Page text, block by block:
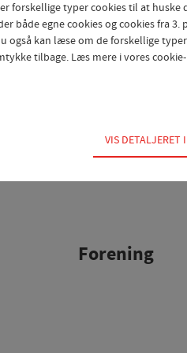
Forening
forskellige typer cookies til at
både egne cookies og cookies fra
også kan læse om de forskellige
tilbage. Læs mere ivores
for hjemmesidens
og hvordan hjemmesiden bruges.
cookies) indsamler
interesserer sig for/søger på for at
for den enkelte bruger.
VIS DETALJERET